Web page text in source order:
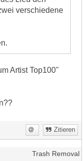
verschiedene
Artist Top100"
Zitieren
Trash Removal